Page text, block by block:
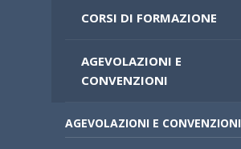
CORSI DI FORMAZIONE
AGEVOLAZIONI E
CONVENZIONI
AGEVOLAZIONI E CONVENZIONI